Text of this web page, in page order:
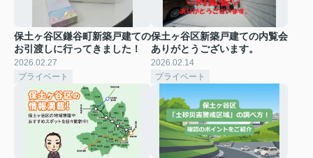
保土ヶ谷区鎌谷町新築戸建ての
お引渡しに行ってきました！
2026.02.27
プライベート
保土ヶ谷区新築戸建ての内覧会
ありがとうございます。
2026.02.14
プライベート